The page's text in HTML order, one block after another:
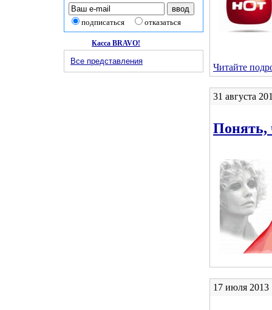
подписаться отказаться
Касса BRAVO!
Все представления
Читайте
31 августа
Понять,
17 июля